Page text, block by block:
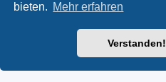
bieten. Mehr erfahren
Verstanden!